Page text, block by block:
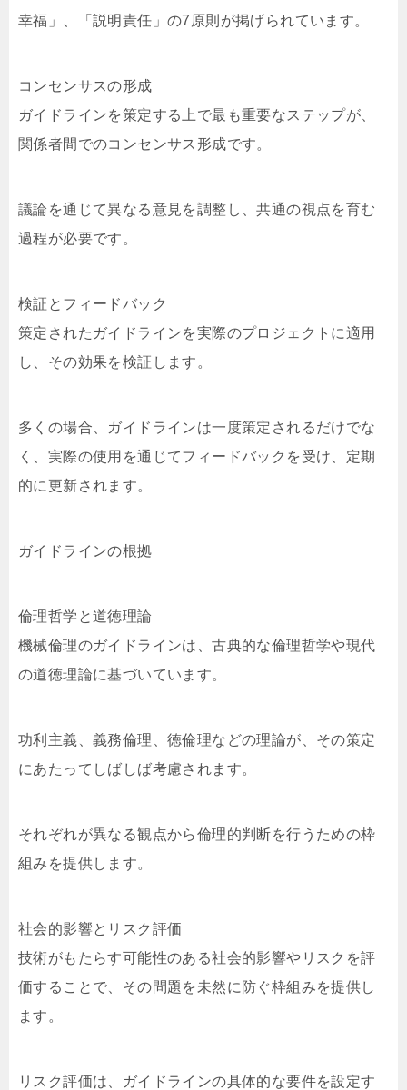
幸福」、「説明責任」の7原則が掲げられています。
コンセンサスの形成
ガイドラインを策定する上で最も重要なステップが、
関係者間でのコンセンサス形成です。
議論を通じて異なる意見を調整し、共通の視点を育む
過程が必要です。
検証とフィードバック
策定されたガイドラインを実際のプロジェクトに適用
し、その効果を検証します。
多くの場合、ガイドラインは一度策定されるだけでな
く、実際の使用を通じてフィードバックを受け、定期
的に更新されます。
ガイドラインの根拠
倫理哲学と道徳理論
機械倫理のガイドラインは、古典的な倫理哲学や現代
の道徳理論に基づいています。
功利主義、義務倫理、徳倫理などの理論が、その策定
にあたってしばしば考慮されます。
それぞれが異なる観点から倫理的判断を行うための枠
組みを提供します。
社会的影響とリスク評価
技術がもたらす可能性のある社会的影響やリスクを評
価することで、その問題を未然に防ぐ枠組みを提供し
ます。
リスク評価は、ガイドラインの具体的な要件を設定す